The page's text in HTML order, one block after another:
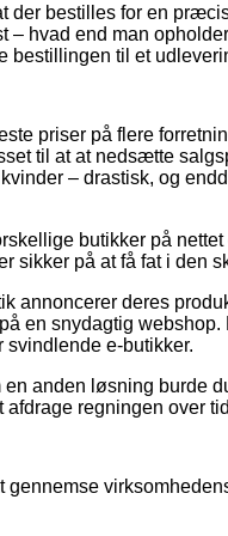
der bestilles for en
hvad end man
bestillingen til et
priser på flere
til at at nedsætte
– drastisk, og
butikker på nettet
sikker på at få fat i den
annoncerer deres
en snydagtig
svindlende e-butikker.
anden løsning burde
regningen over